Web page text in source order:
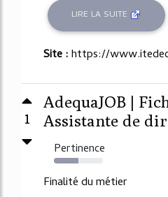
LIRE LA SUITE
Site :https://
1
AdequaJOB |
Assistante de
Pertinence
50%
Finalité du métier